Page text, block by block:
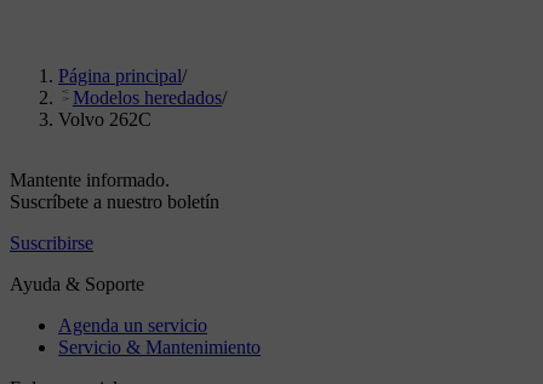
Página principal/
Modelos heredados/
Volvo 262C